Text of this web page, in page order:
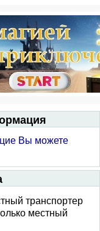
Вы можете
транспортер
местный